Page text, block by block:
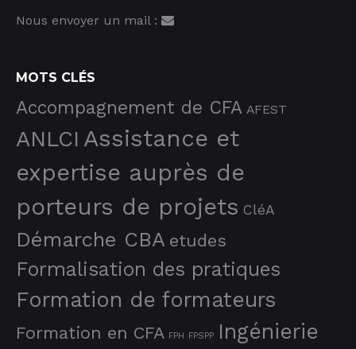
Nous envoyer un mail :
MOTS CLÉS
Accompagnement de CFA AFEST
ANLCI Assistance et
expertise auprès de
porteurs de projets CléA
Démarche CBA etudes
Formalisation des pratiques
Formation de formateurs
Formation en CFA FPH FPSPP
Ingénierie